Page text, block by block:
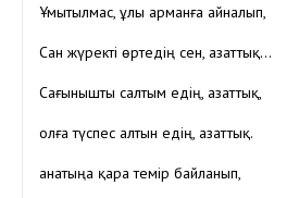
Ұмытылмас, ұлы арманға айналып,
Сан жүректі өртедің сен, азаттық…
Сағынышты салтым едің, азаттық,
Қолға түспес алтын едің, азаттық.
Қанатыңа қара темір байланып,